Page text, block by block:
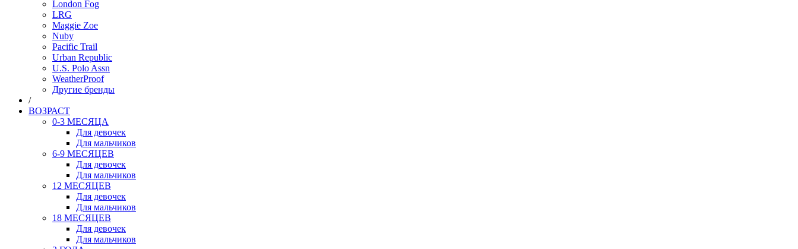
London Fog
LRG
Maggie Zoe
Nuby
Pacific Trail
Urban Republic
U.S. Polo Assn
WeatherProof
Другие бренды
/
ВОЗРАСТ
0-3 МЕСЯЦА
Для девочек
Для мальчиков
6-9 МЕСЯЦЕВ
Для девочек
Для мальчиков
12 МЕСЯЦЕВ
Для девочек
Для мальчиков
18 МЕСЯЦЕВ
Для девочек
Для мальчиков